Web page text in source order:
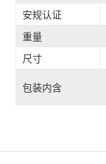
安规认证
重量
尺寸
包装内含